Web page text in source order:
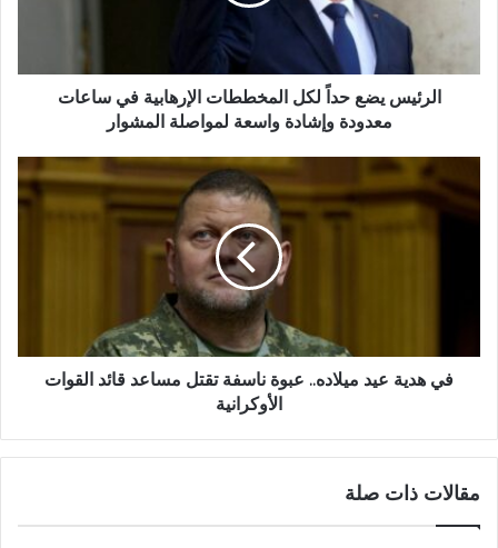
الرئيس يضع حداً لكل المخططات الإرهابية في ساعات
معدودة وإشادة واسعة لمواصلة المشوار
في هدية عيد ميلاده.. عبوة ناسفة تقتل مساعد قائد القوات
الأوكرانية
مقالات ذات صلة